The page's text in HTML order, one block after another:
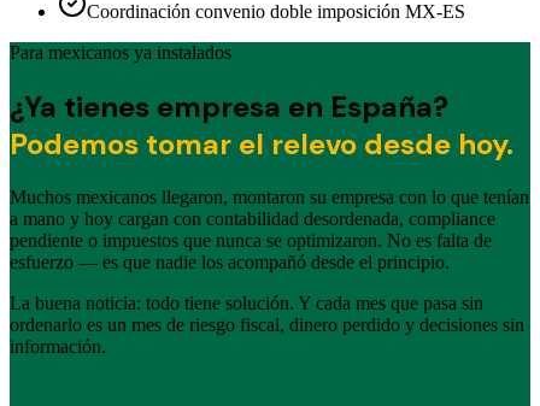
Coordinación convenio doble imposición MX-ES
Para mexicanos ya instalados
¿Ya tienes empresa en España?
Podemos tomar el relevo desde hoy.
Muchos mexicanos llegaron, montaron su empresa con lo que tenían
a mano y hoy cargan con contabilidad desordenada, compliance
pendiente o impuestos que nunca se optimizaron. No es falta de
esfuerzo — es que nadie los acompañó desde el principio.
La buena noticia: todo tiene solución. Y cada mes que pasa sin
ordenarlo es un mes de riesgo fiscal, dinero perdido y decisiones sin
información.